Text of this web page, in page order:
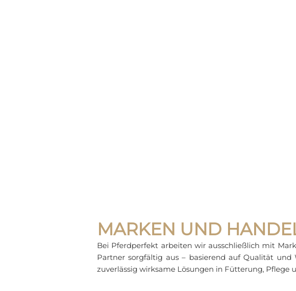
MARKEN UND
Bei Pferdperfekt arbeiten wir ausschließlich mit
Partner sorgfältig aus – basierend auf Qualität
zuverlässig wirksame Lösungen in Fütterung, Pflege